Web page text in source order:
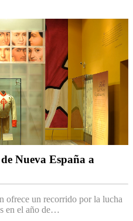
Nueva España a
ofrece un recorrido por la lucha
en el año de…